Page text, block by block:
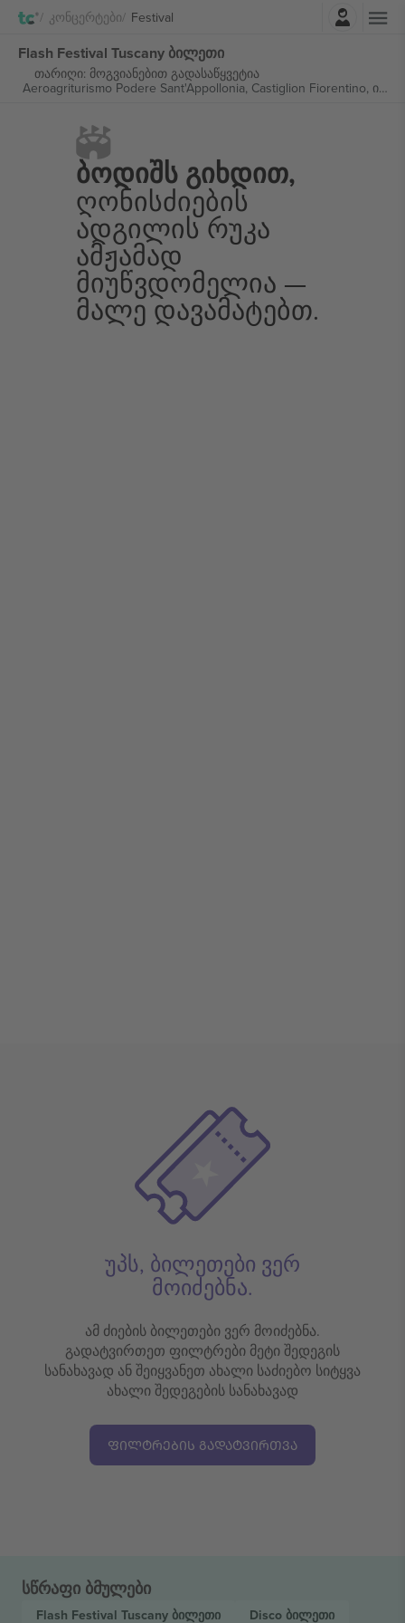
Კონცერტები Festival
Flash Festival Tuscany ბილეთი
თარიღი: მოგვიანებით გადასაწყვეტია
Aeroagriturismo Podere Sant'Appollonia, Castiglion Fiorentino, იტალია
Ბოდიშს Გიხდით,
Ღონისძიების
Ადგილის Რუკა
Ამჟამად
Მიუწვდომელია —
Მალე Დავამატებთ.
უპს, ბილეთები ვერ
მოიძებნა.
ამ ძიების ბილეთები ვერ მოიძებნა.
გადატვირთეთ ფილტრები მეტი შედეგის
სანახავად ან შეიყვანეთ ახალი საძიებო სიტყვა
ახალი შედეგების სანახავად
ᲤᲘᲚᲢᲠᲔᲑᲘᲡ ᲒᲐᲓᲐᲢᲕᲘᲠᲗᲕᲐ
სწრაფი ბმულები
Flash Festival Tuscany ბილეთი Disco ბილეთი